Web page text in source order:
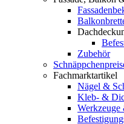
Zubehör
Fachmarktartikel
Nägel &
Kleb- &